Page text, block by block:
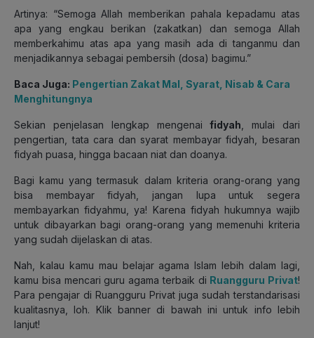
Artinya: “Semoga Allah memberikan pahala kepadamu atas
apa yang engkau berikan (zakatkan) dan semoga Allah
memberkahimu atas apa yang masih ada di tanganmu dan
menjadikannya sebagai pembersih (dosa) bagimu.”
Baca Juga: Pengertian Zakat Mal, Syarat, Nisab & Cara
Menghitungnya
Sekian penjelasan lengkap mengenaifidyah , mulai dari
pengertian, tata cara dan syarat membayar fidyah, besaran
fidyah puasa, hingga bacaan niat dan doanya.
Bagi kamu yang termasuk dalam kriteria orang-orang yang
bisa membayar fidyah, jangan lupa untuk segera
membayarkan fidyahmu, ya! Karena fidyah hukumnya wajib
untuk dibayarkan bagi orang-orang yang memenuhi kriteria
yang sudah dijelaskan di atas.
Nah, kalau kamu mau belajar agama Islam lebih dalam lagi,
kamu bisa mencari guru agama terbaik di Ruangguru Privat!
Para pengajar di Ruangguru Privat juga sudah terstandarisasi
kualitasnya, loh. Klik banner di bawah ini untuk info lebih
lanjut!